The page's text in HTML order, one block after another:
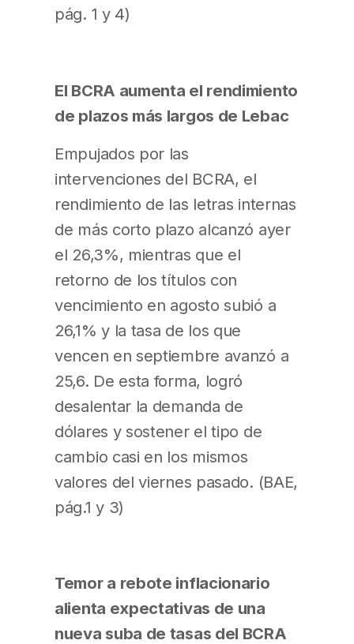
pág. 1 y 4)
El BCRA aumenta el rendimiento
de plazos más largos de Lebac
Empujados por las
intervenciones del BCRA, el
rendimiento de las letras internas
de más corto plazo alcanzó ayer
el 26,3%, mientras que el
retorno de los títulos con
vencimiento en agosto subió a
26,1% y la tasa de los que
vencen en septiembre avanzó a
25,6. De esta forma, logró
desalentar la demanda de
dólares y sostener el tipo de
cambio casi en los mismos
valores del viernes pasado. (BAE,
pág.1 y 3)
Temor a rebote inflacionario
alienta expectativas de una
nueva suba de tasas del BCRA